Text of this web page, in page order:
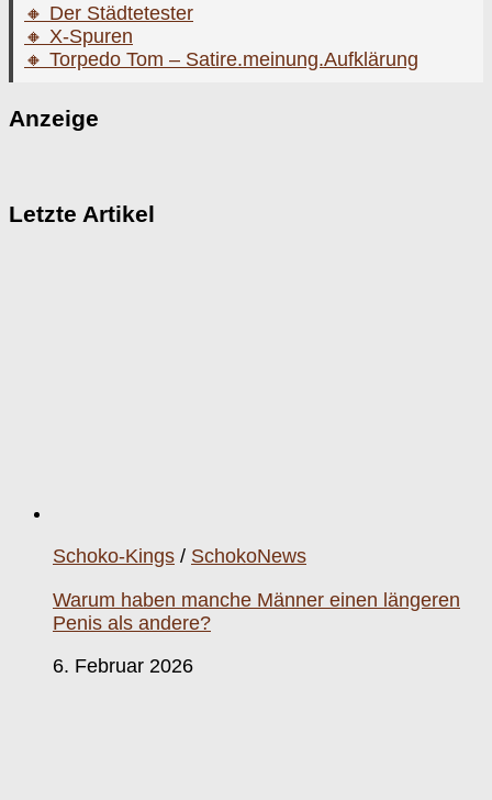
🔸 Der Städtetester
🔸 X-Spuren
🔸 Torpedo Tom – Satire.meinung.Aufklärung
Anzeige
Letzte Artikel
Schoko-Kings / SchokoNews
Warum haben manche Männer einen längeren
Penis als andere?
6. Februar 2026